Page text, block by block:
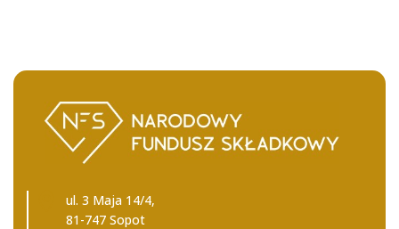
ul. 3 Maja 14/4,
81-747 Sopot